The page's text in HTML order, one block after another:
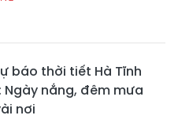
báo thời tiết Hà Tĩnh
Ngày nắng, đêm mưa
nơi